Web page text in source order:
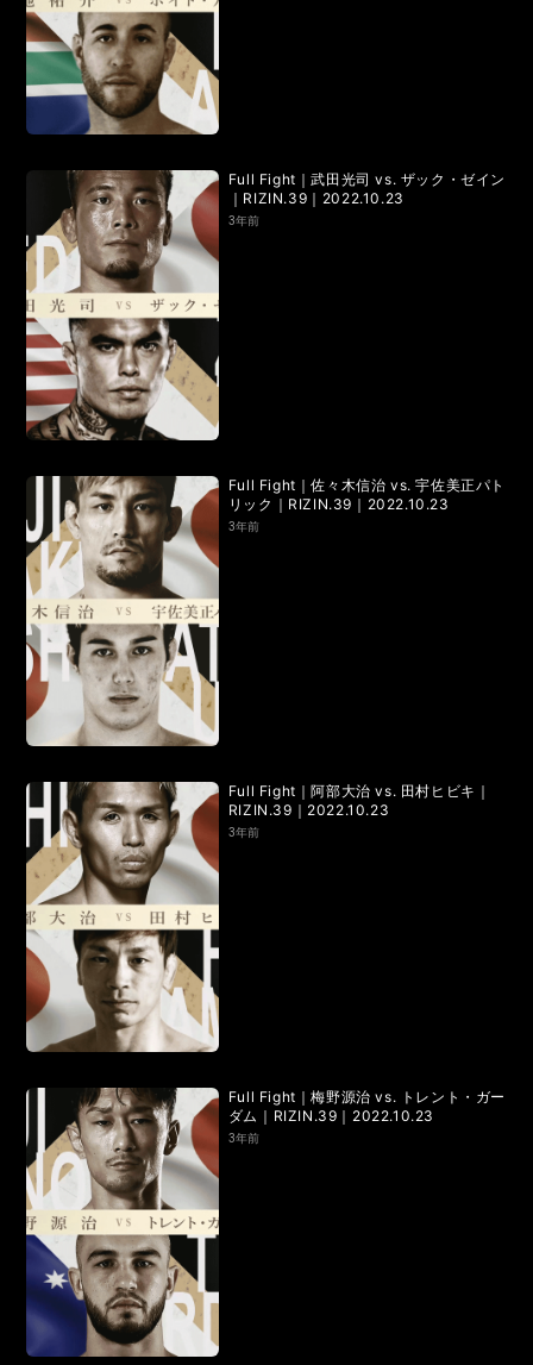
TRIGGER 3rd
LANDMARK vol.17 LANDMARK vol.16
LANDMARK vol.15 LANDMARK vol.14
LANDMARK vol.13 LANDMARK vol.12
LANDMARK vol.11 LANDMARK vol.10
LANDMARK vol.9 LANDMARK vol.8
LANDMARK vol.7 LANDMARK vol.6
LANDMARK vol.5 LANDMARK vol.4
LANDMARK vol.3 LANDMARK vol.2
LANDMARK vol.1
HOME TOPICS
Full Fight｜武田光司 vs. ザック・ゼイン
｜RIZIN.39｜2022.10.23
3年前
Full Fight｜佐々木信治 vs. 宇佐美正パト
リック｜RIZIN.39｜2022.10.23
3年前
Full Fight｜阿部大治 vs. 田村ヒビキ｜
RIZIN.39｜2022.10.23
3年前
Full Fight｜梅野源治 vs. トレント・ガー
ダム｜RIZIN.39｜2022.10.23
3年前